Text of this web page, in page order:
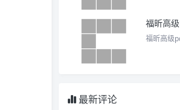
福昕高级
最新评论